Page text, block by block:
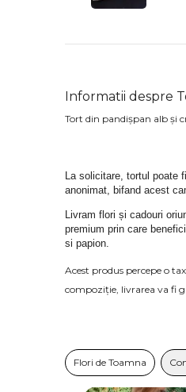
Informatii despre
Tort din pandișpan alb și
La solicitare, tortul
anonimat, bifand acest
Livram flori și cadouri
premium prin care
si papion.
Acest produs percepe o
compoziție, livrarea va fi
Flori de Toamna